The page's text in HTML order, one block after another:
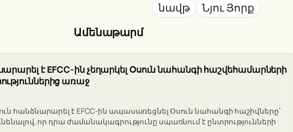
նավթ
Նյու Յորք
Ամենաթարմ
է EFCC-ին չեղարկել Օսուն նահանգի հաշվեհամարների
առաջ
հանձնարարել է EFCC-ին ապասառեցնել Օսուն նահանգի հաշիվները՝
որ դրա ժամանակագրությունը սպառնում է ընտրությունների